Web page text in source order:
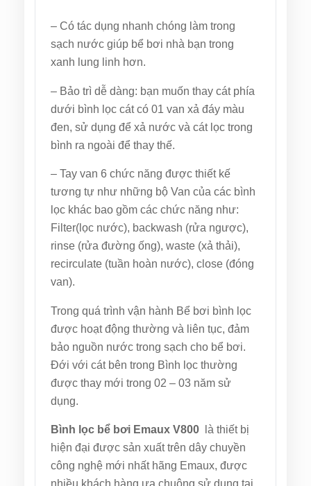
– Có tác dụng nhanh chóng làm trong
sạch nước giúp bể bơi nhà bạn trong
xanh lung linh hơn.
– Bảo trì dễ dàng: bạn muốn thay cát phía
dưới bình lọc cát có 01 van xả đáy màu
đen, sử dụng để xả nước và cát lọc trong
bình ra ngoài để thay thế.
– Tay van 6 chức năng được thiết kế
tương tự như những bộ Van của các bình
lọc khác bao gồm các chức năng như:
Filter(lọc nước), backwash (rửa ngược),
rinse (rửa đường ống), waste (xả thải),
recirculate (tuần hoàn nước), close (đóng
van).
Trong quá trình vận hành Bể bơi bình lọc
được hoạt động thường và liên tục, đảm
bảo nguồn nước trong sạch cho bể bơi.
Đới với cát bên trong Bình lọc thường
được thay mới trong 02 – 03 năm sử
dụng.
Bình lọc bể bơi Emaux V800
là thiết bị
hiện đại được sản xuất trên dây chuyền
công nghệ mới nhất hãng Emaux, được